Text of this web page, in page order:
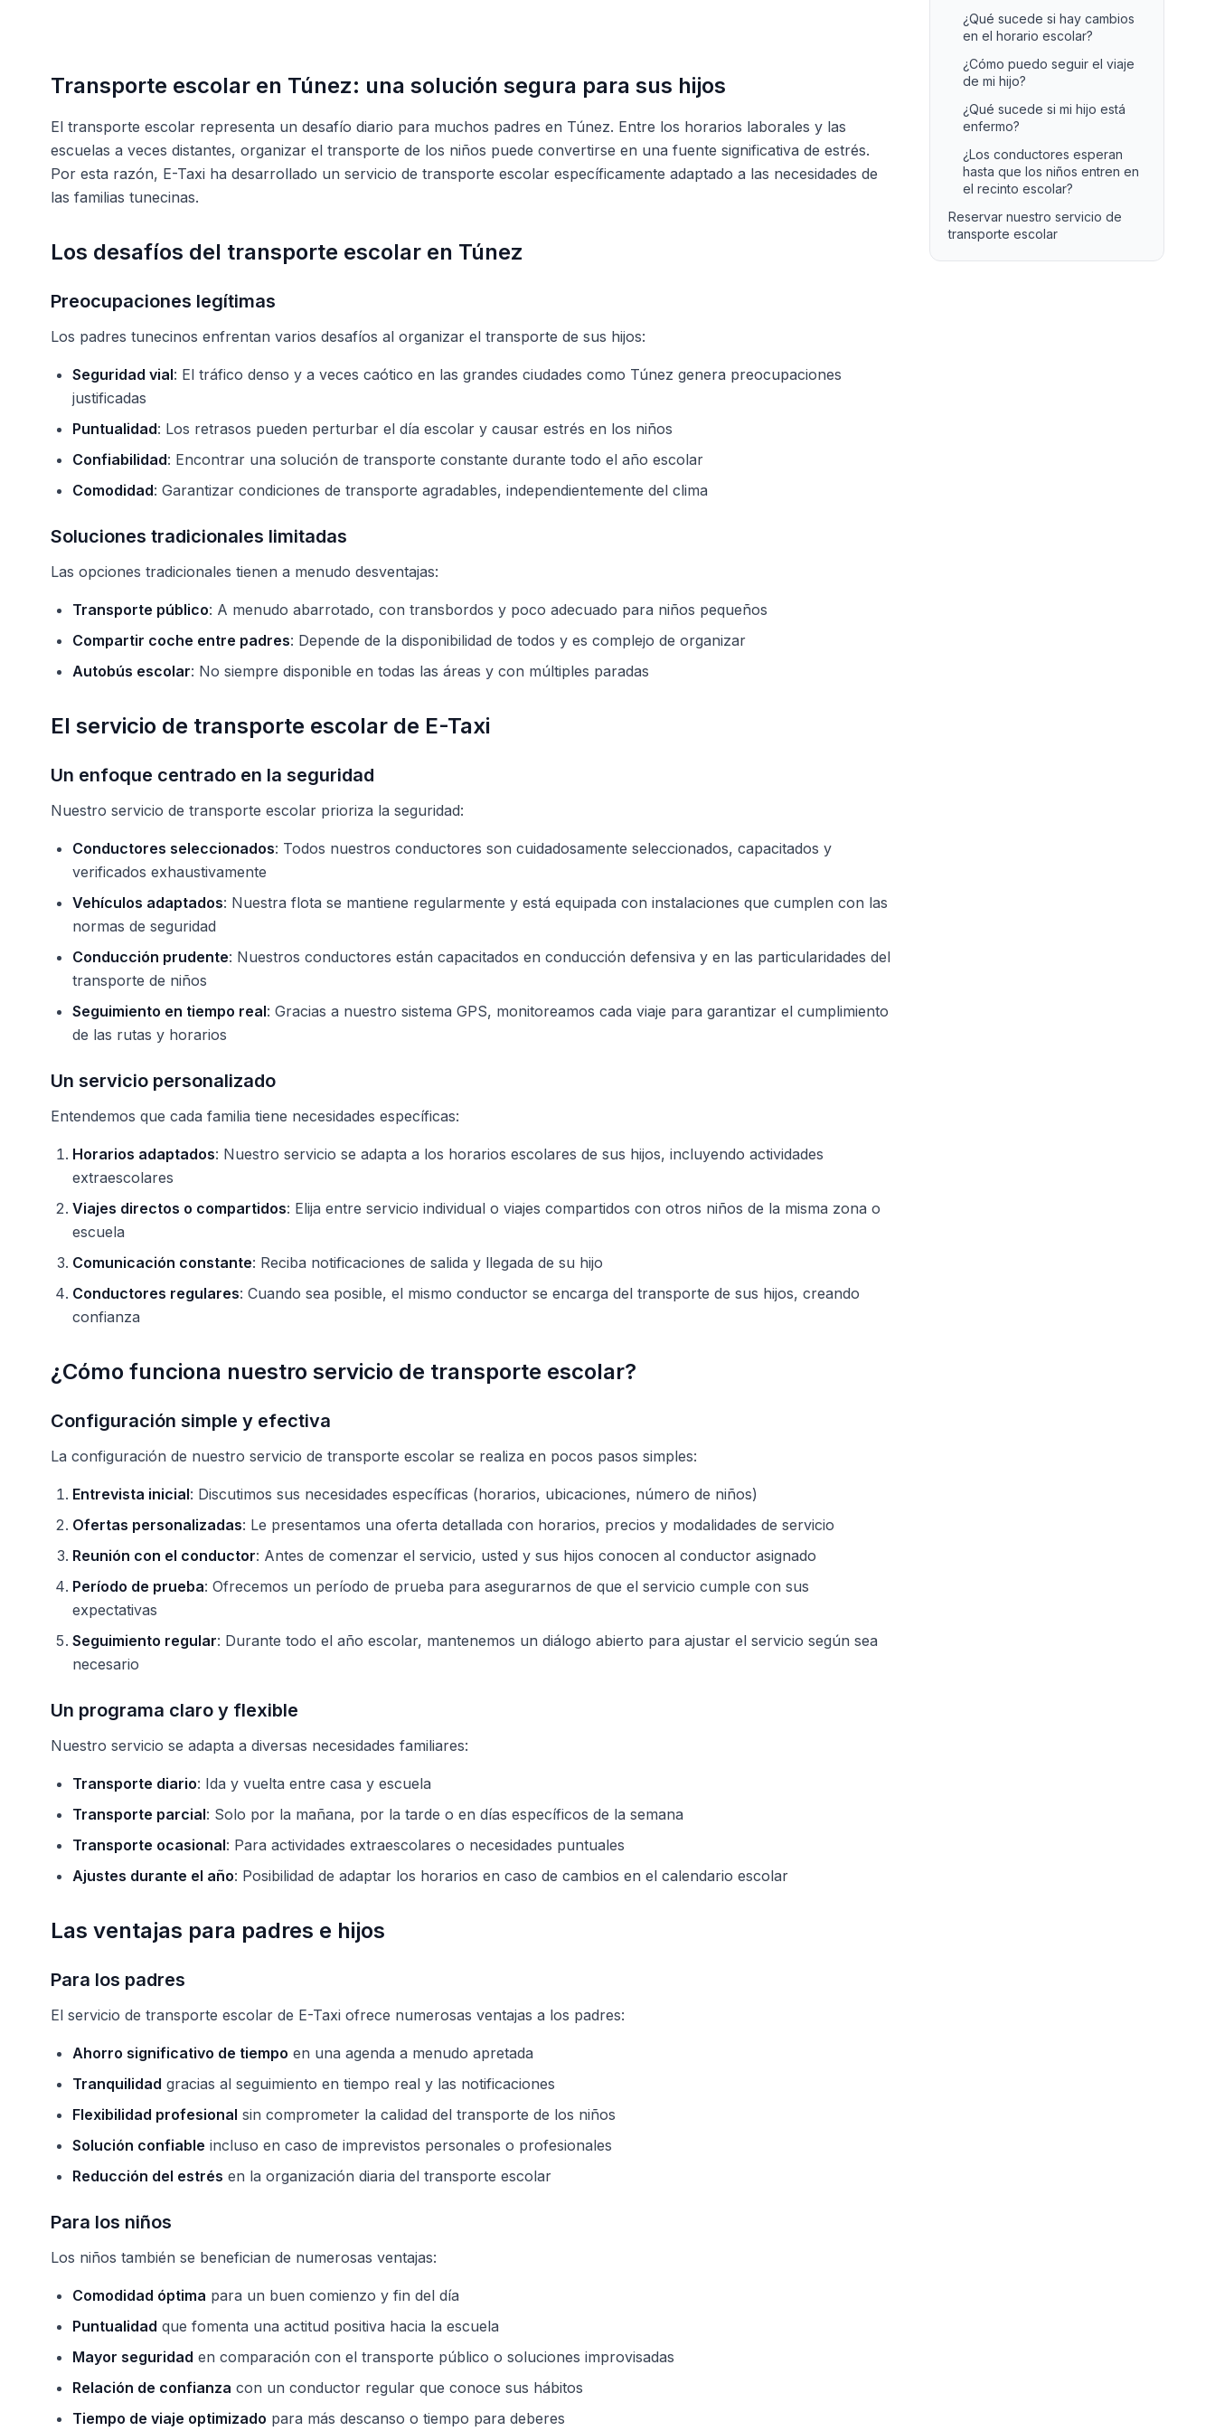
Transporte escolar en Túnez: una solución segura para sus hijos
El transporte escolar representa un desafío diario para muchos padres en Túnez. Entre los horarios laborales y las
escuelas a veces distantes, organizar el transporte de los niños puede convertirse en una fuente significativa de estrés.
Por esta razón, E-Taxi ha desarrollado un servicio de transporte escolar específicamente adaptado a las necesidades de
las familias tunecinas.
Los desafíos del transporte escolar en Túnez
Preocupaciones legítimas
Los padres tunecinos enfrentan varios desafíos al organizar el transporte de sus hijos:
Seguridad vial: El tráfico denso y a veces caótico en las grandes ciudades como Túnez genera preocupaciones
justificadas
Puntualidad: Los retrasos pueden perturbar el día escolar y causar estrés en los niños
Confiabilidad: Encontrar una solución de transporte constante durante todo el año escolar
Comodidad: Garantizar condiciones de transporte agradables, independientemente del clima
Soluciones tradicionales limitadas
Las opciones tradicionales tienen a menudo desventajas:
Transporte público: A menudo abarrotado, con transbordos y poco adecuado para niños pequeños
Compartir coche entre padres: Depende de la disponibilidad de todos y es complejo de organizar
Autobús escolar: No siempre disponible en todas las áreas y con múltiples paradas
El servicio de transporte escolar de E-Taxi
Un enfoque centrado en la seguridad
Nuestro servicio de transporte escolar prioriza la seguridad:
Conductores seleccionados: Todos nuestros conductores son cuidadosamente seleccionados, capacitados y
verificados exhaustivamente
Vehículos adaptados: Nuestra flota se mantiene regularmente y está equipada con instalaciones que cumplen con las
normas de seguridad
Conducción prudente: Nuestros conductores están capacitados en conducción defensiva y en las particularidades del
transporte de niños
Seguimiento en tiempo real: Gracias a nuestro sistema GPS, monitoreamos cada viaje para garantizar el cumplimiento
de las rutas y horarios
Un servicio personalizado
Entendemos que cada familia tiene necesidades específicas:
Horarios adaptados: Nuestro servicio se adapta a los horarios escolares de sus hijos, incluyendo actividades
extraescolares
Viajes directos o compartidos: Elija entre servicio individual o viajes compartidos con otros niños de la misma zona o
escuela
Comunicación constante: Reciba notificaciones de salida y llegada de su hijo
Conductores regulares: Cuando sea posible, el mismo conductor se encarga del transporte de sus hijos, creando
confianza
¿Cómo funciona nuestro servicio de transporte escolar?
Configuración simple y efectiva
La configuración de nuestro servicio de transporte escolar se realiza en pocos pasos simples:
Entrevista inicial: Discutimos sus necesidades específicas (horarios, ubicaciones, número de niños)
Ofertas personalizadas: Le presentamos una oferta detallada con horarios, precios y modalidades de servicio
Reunión con el conductor: Antes de comenzar el servicio, usted y sus hijos conocen al conductor asignado
Período de prueba: Ofrecemos un período de prueba para asegurarnos de que el servicio cumple con sus
expectativas
Seguimiento regular: Durante todo el año escolar, mantenemos un diálogo abierto para ajustar el servicio según sea
necesario
Un programa claro y flexible
Nuestro servicio se adapta a diversas necesidades familiares:
Transporte diario: Ida y vuelta entre casa y escuela
Transporte parcial: Solo por la mañana, por la tarde o en días específicos de la semana
Transporte ocasional: Para actividades extraescolares o necesidades puntuales
Ajustes durante el año: Posibilidad de adaptar los horarios en caso de cambios en el calendario escolar
Las ventajas para padres e hijos
Para los padres
El servicio de transporte escolar de E-Taxi ofrece numerosas ventajas a los padres:
Ahorro significativo de tiempo en una agenda a menudo apretada
Tranquilidad gracias al seguimiento en tiempo real y las notificaciones
Flexibilidad profesional sin comprometer la calidad del transporte de los niños
Solución confiable incluso en caso de imprevistos personales o profesionales
Reducción del estrés en la organización diaria del transporte escolar
Para los niños
Los niños también se benefician de numerosas ventajas:
Comodidad óptima para un buen comienzo y fin del día
Puntualidad que fomenta una actitud positiva hacia la escuela
Mayor seguridad en comparación con el transporte público o soluciones improvisadas
Relación de confianza con un conductor regular que conoce sus hábitos
Tiempo de viaje optimizado para más descanso o tiempo para deberes
¿Qué sucede si hay cambios
en el horario escolar?
¿Cómo puedo seguir el viaje
de mi hijo?
¿Qué sucede si mi hijo está
enfermo?
¿Los conductores esperan
hasta que los niños entren en
el recinto escolar?
Reservar nuestro servicio de
transporte escolar